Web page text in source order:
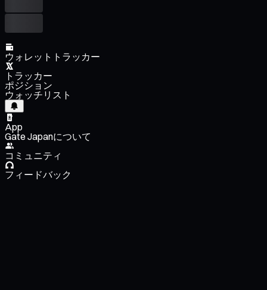
ウォレットトラッカー
トラッカー
ポジション
ウォッチリスト
App
Gate Japanについて
コミュニティ
フィードバック